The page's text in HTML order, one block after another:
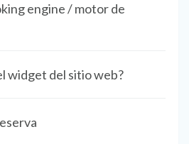
engine / motor de
widget del sitio web?